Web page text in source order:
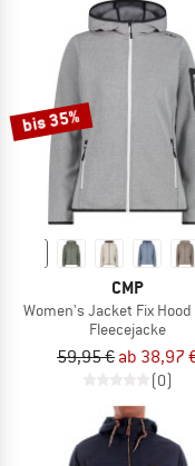
bis 35%
CMP
Women's Jacket Fix
Fleecejacke
59,95 € ab 38,97
(0)